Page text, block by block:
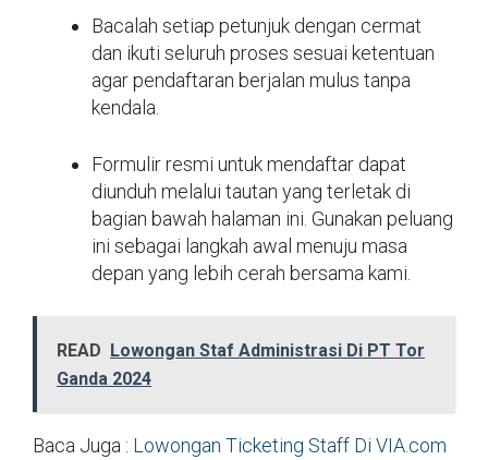
Bacalah setiap petunjuk dengan cermat
dan ikuti seluruh proses sesuai ketentuan
agar pendaftaran berjalan mulus tanpa
kendala.
Formulir resmi untuk mendaftar dapat
diunduh melalui tautan yang terletak di
bagian bawah halaman ini. Gunakan peluang
ini sebagai langkah awal menuju masa
depan yang lebih cerah bersama kami.
READ
Lowongan Staf Administrasi Di PT Tor
Ganda 2024
Baca Juga : Lowongan Ticketing Staff Di VIA.com